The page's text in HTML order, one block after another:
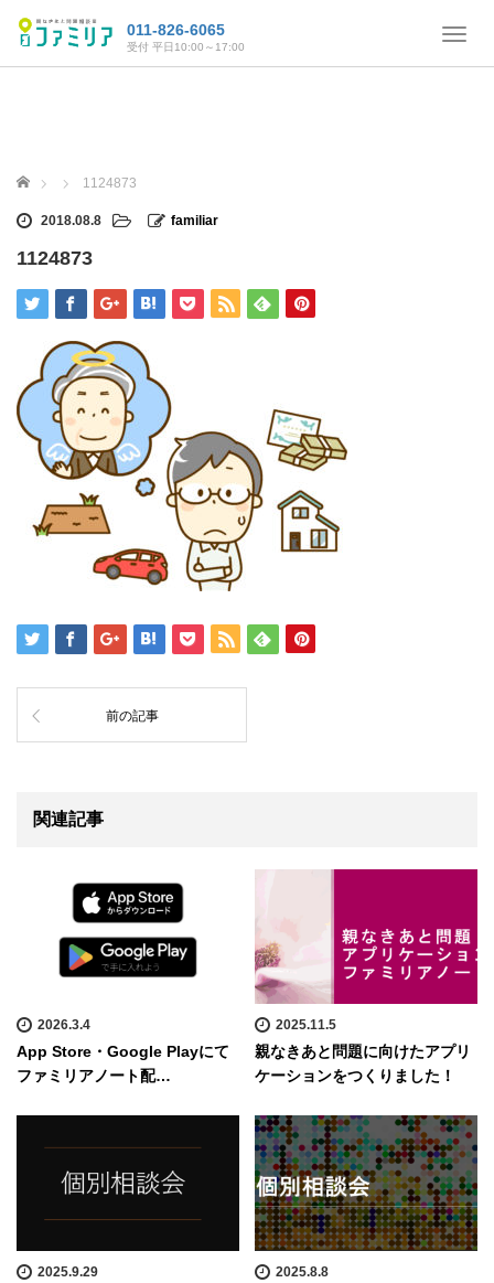
T
011-826-6065
受付 平日10:00～17:00
ホーム 1124873
2018.08.8 familiar
1124873
前の記事
関連記事
2026.3.4
App Store・Google Playにて
ファミリアノート配…
2025.11.5
親なきあと問題に向けたアプリ
ケーションをつくりました！
2025.9.29 2025.8.8